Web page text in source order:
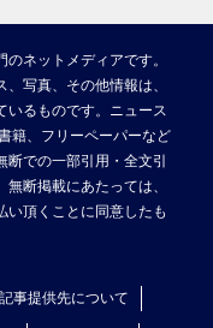
ネットメディアです。
写真、その他情報は、
いるものです。ニュース
籍、フリーペーパーなど
での一部引用・全文引
断掲載にあたっては、
い頂くことに同意したも
記事提供先について